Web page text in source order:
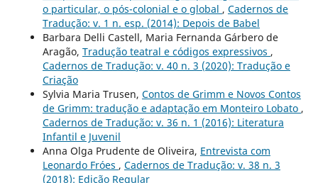
o particular, o pós-colonial e o global , Cadernos de
Tradução: v. 1 n. esp. (2014): Depois de Babel
Barbara Delli Castell, Maria Fernanda Gárbero de
Aragão, Tradução teatral e códigos expressivos ,
Cadernos de Tradução: v. 40 n. 3 (2020): Tradução e
Criação
Sylvia Maria Trusen, Contos de Grimm e Novos Contos
de Grimm: tradução e adaptação em Monteiro Lobato ,
Cadernos de Tradução: v. 36 n. 1 (2016): Literatura
Infantil e Juvenil
Anna Olga Prudente de Oliveira, Entrevista com
Leonardo Fróes , Cadernos de Tradução: v. 38 n. 3
(2018): Edição Regular